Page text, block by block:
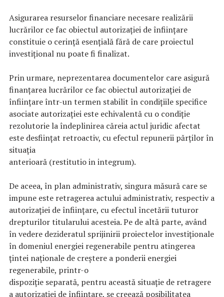
Asigurarea resurselor financiare necesare realizării
lucrărilor ce fac obiectul autorizaţiei de înființare
constituie o cerință esențială fără de care proiectul
investițional nu poate fi finalizat.
Prin urmare, neprezentarea documentelor care asigură
finanţarea lucrărilor ce fac obiectul autorizaţiei de
înființare într-un termen stabilit în condiţiile specifice
asociate autorizaţiei este echivalentă cu o condiţie
rezolutorie la îndeplinirea căreia actul juridic afectat
este desfiinţat retroactiv, cu efectul repunerii părților în
situația
anterioară (restitutio in integrum).
De aceea, în plan administrativ, singura măsură care se
impune este retragerea actului administrativ, respectiv a
autorizației de înființare, cu efectul încetării tuturor
drepturilor titularului acesteia. Pe de altă parte, având
în vedere dezideratul sprijinirii proiectelor investiționale
în domeniul energiei regenerabile pentru atingerea
țintei naționale de creștere a ponderii energiei
regenerabile, printr-o
dispoziție separată, pentru această situație de retragere
a autorizației de înființare, se creează posibilitatea